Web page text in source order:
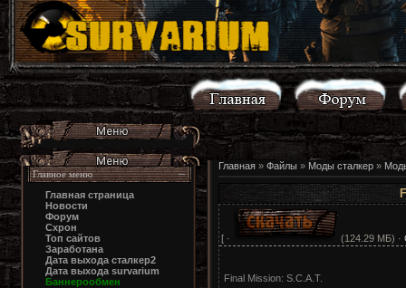
Главное меню
Главная страница
Новости
Форум
Схрон
Топ сайтов
Заработана
Дата выхода сталкер2
Дата выхода survarium
Баннерообмен
Главная» Файлы» Моды сталкер»
[ · (124.29 МБ) ·
Final Mission: S.C.A.T.